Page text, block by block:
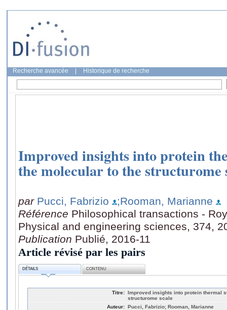
Recherche avancée Historique de recherche
Improved insights into protein
the molecular to the structurome
par Pucci, Fabrizio
;Rooman, Marianne
Référence Philosophical transactions -
Physical and engineering sciences, 374,
Publication Publié, 2016-11
Article révisé par les pairs
DÉTAILS CONTENU
Titre: Improved insights into protein thermal
structurome scale
Auteur: Pucci, Fabrizio; Rooman, Marianne